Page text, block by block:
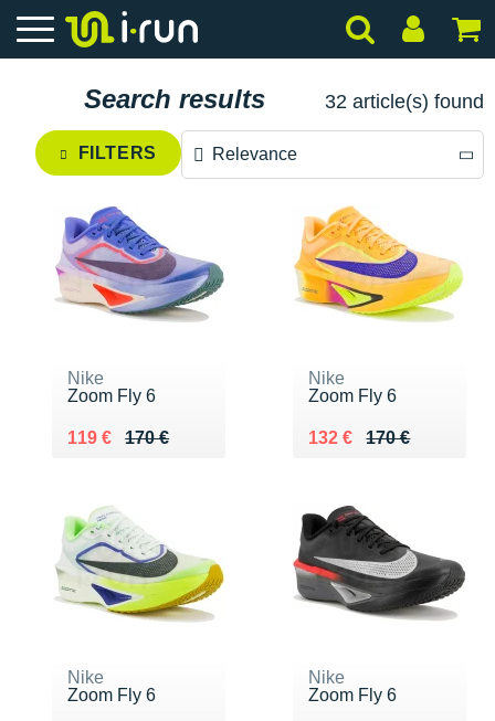
Search results 32 article(s) found
FILTERS Relevance
Price descending
Price ascending
Nike
Zoom Fly 6
170 €
Au lieu de 170 €
119 €
Vendu 119 €
Nike
Zoom Fly 6
170 €
Au lieu de 170 €
132 €
Vendu 132 €
Nike
Zoom Fly 6
Nike
Zoom Fly 6